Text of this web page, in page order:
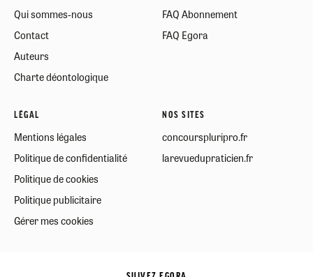
Qui sommes-nous
Contact
Auteurs
Charte déontologique
FAQ Abonnement
FAQ Egora
LÉGAL
Mentions légales
Politique de confidentialité
Politique de cookies
Politique publicitaire
Gérer mes cookies
NOS SITES
concourspluripro.fr
larevuedupraticien.fr